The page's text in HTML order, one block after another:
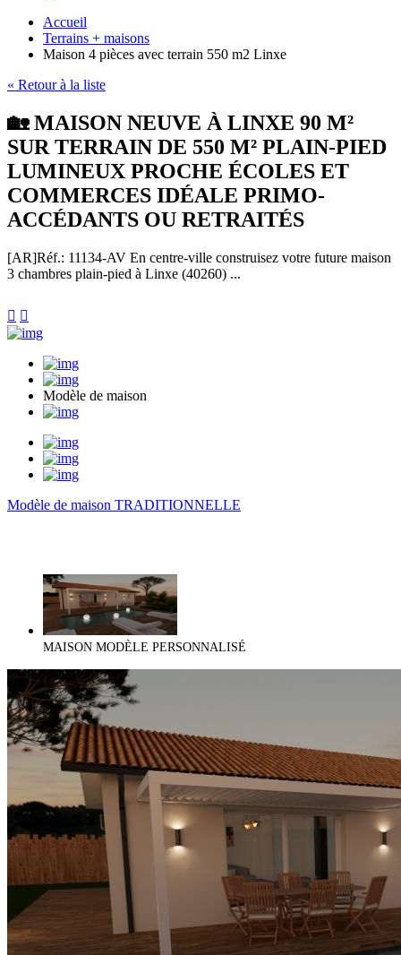
Accueil
Terrains + maisons
Maison 4 pièces avec terrain 550 m2 Linxe
« Retour à la liste
🏡 MAISON NEUVE À LINXE 90 M²
SUR TERRAIN DE 550 M² PLAIN-PIED
LUMINEUX PROCHE ÉCOLES ET
COMMERCES IDÉALE PRIMO-
ACCÉDANTS OU RETRAITÉS
[AR]Réf.: 11134-AV En centre-ville construisez votre future maison
3 chambres plain-pied à Linxe (40260) ...
 
Modèle de maison
Modèle de maison TRADITIONNELLE
MAISON MODÈLE PERSONNALISÉ